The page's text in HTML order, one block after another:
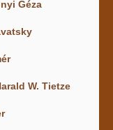
Géza
W. Tietze